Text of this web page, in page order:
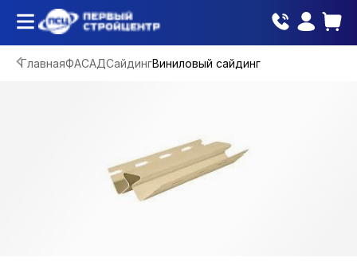
ГлавнаяФАСАДСайдингВиниловый сайдинг